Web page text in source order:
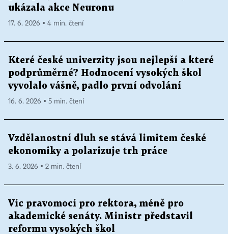
ukázala akce Neuronu
17. 6. 2026 ▪ 4 min. čtení
Které české univerzity jsou nejlepší a které
podprůměrné? Hodnocení vysokých škol
vyvolalo vášně, padlo první odvolání
16. 6. 2026 ▪ 5 min. čtení
Vzdělanostní dluh se stává limitem české
ekonomiky a polarizuje trh práce
3. 6. 2026 ▪ 2 min. čtení
Víc pravomocí pro rektora, méně pro
akademické senáty. Ministr představil
reformu vysokých škol